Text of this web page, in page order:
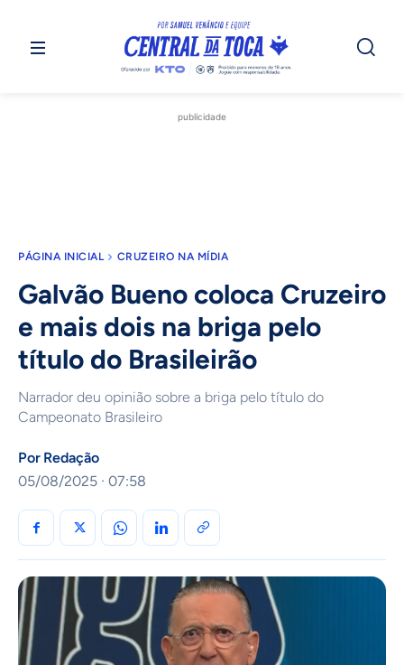
publicidade
PÁGINA INICIAL CRUZEIRO NA MÍDIA
Galvão Bueno coloca Cruzeiro
e mais dois na briga pelo
título do Brasileirão
Narrador deu opinião sobre a briga pelo título do
Campeonato Brasileiro
Por Redação
05/08/2025 · 07:58